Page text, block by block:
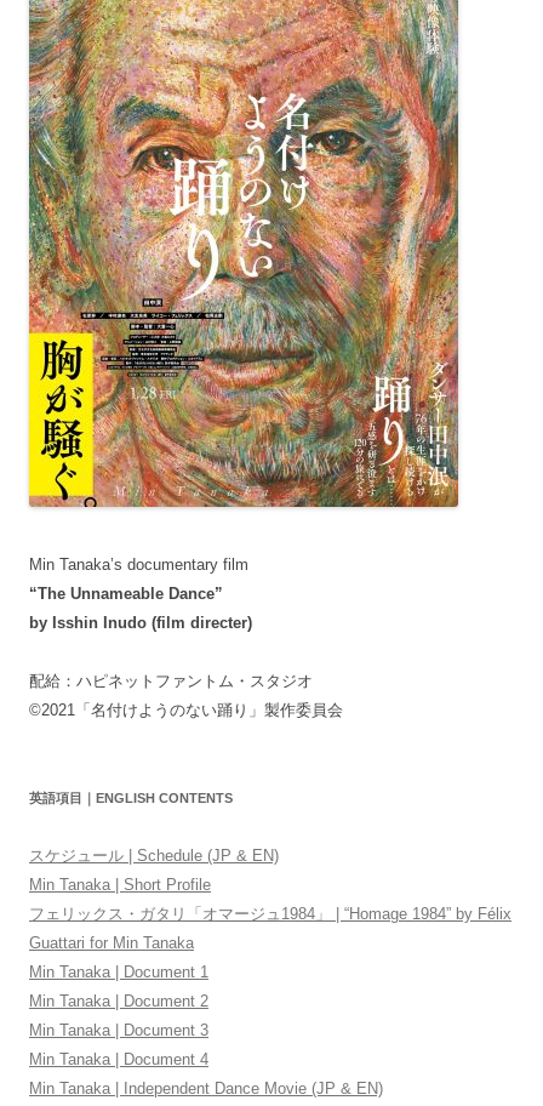
Min Tanaka’s documentary film
“The Unnameable Dance”
by Isshin Inudo (film directer)
配給：ハピネットファントム・スタジオ
©2021「名付けようのない踊り」製作委員会
英語項目｜ENGLISH CONTENTS
スケジュール | Schedule (JP & EN)
Min Tanaka | Short Profile
フェリックス・ガタリ「オマージュ1984」 | “Homage 1984” by Félix
Guattari for Min Tanaka
Min Tanaka | Document 1
Min Tanaka | Document 2
Min Tanaka | Document 3
Min Tanaka | Document 4
Min Tanaka | Independent Dance Movie (JP & EN)